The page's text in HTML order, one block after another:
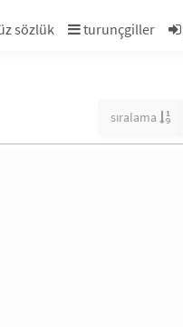
sözlük turunçgiller
sıralama